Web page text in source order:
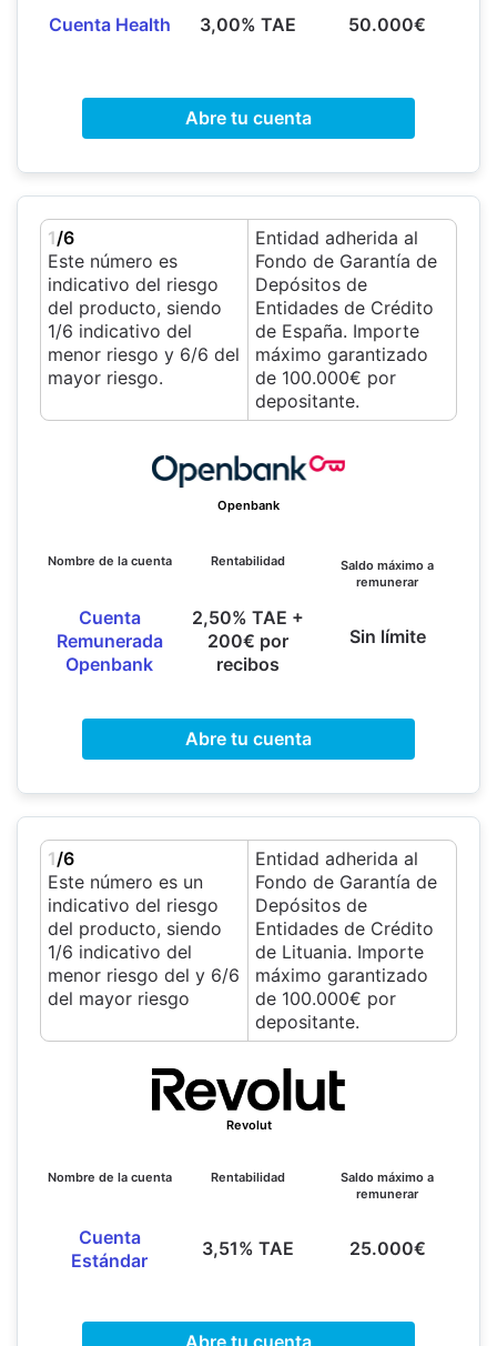
Cuenta Health 3,00% TAE 50.000€
Abre tu cuenta
1/6
Este número es
indicativo del riesgo
del producto, siendo
1/6 indicativo del
menor riesgo y 6/6 del
mayor riesgo.
Entidad adherida al
Fondo de Garantía de
Depósitos de
Entidades de Crédito
de España. Importe
máximo garantizado
de 100.000€ por
depositante.
Openbank
Nombre de la cuenta
Cuenta
Remunerada
Openbank
Rentabilidad
2,50% TAE +
200€ por
recibos
Saldo máximo a
remunerar
Sin límite
Abre tu cuenta
1/6
Este número es un
indicativo del riesgo
del producto, siendo
1/6 indicativo del
menor riesgo del y 6/6
del mayor riesgo
Entidad adherida al
Fondo de Garantía de
Depósitos de
Entidades de Crédito
de Lituania. Importe
máximo garantizado
de 100.000€ por
depositante.
Revolut
Nombre de la cuenta
Cuenta
Estándar
Rentabilidad
3,51% TAE
Saldo máximo a
remunerar
25.000€